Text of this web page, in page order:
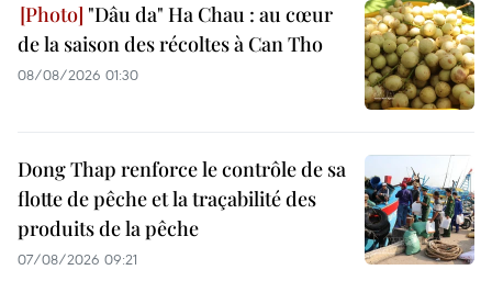
"Dâu da" Ha Chau : au cœur
de la saison des récoltes à Can Tho
08/08/2026 01:30
Dong Thap renforce le contrôle de sa
flotte de pêche et la traçabilité des
produits de la pêche
07/08/2026 09:21